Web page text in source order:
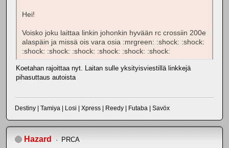
Hei!
Voisko joku laittaa linkin johonkin hyvään rc crossiin 200e
alaspäin ja missä ois vara osia :mrgreen: :shock: :shock:
:shock: :shock: :shock: :shock: :shock: :shock:
Koetahan rajoittaa nyt. Laitan sulle yksityisviestillä linkkejä
pihasuttaus autoista
Destiny | Tamiya | Losi | Xpress | Reedy | Futaba | Savöx
Hazard PRCA